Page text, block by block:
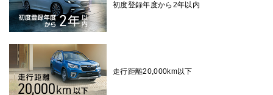
初度登録年度から2年以内
走行距離20,000km以下